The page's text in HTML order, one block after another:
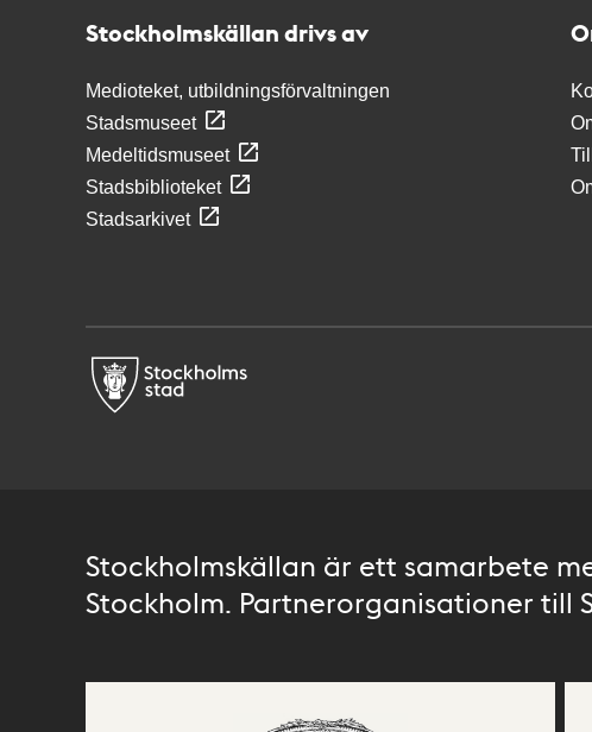
Stockholmskällan drivs av
Medioteket, utbildningsförvaltningen
Stadsmuseet
Medeltidsmuseet
Stadsbiblioteket
Stadsarkivet
Stockholmskällan är ett samarbete
Stockholm. Partnerorganisationer till